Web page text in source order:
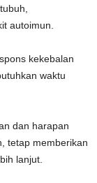
autoimun.
kekebalan
waktu
dan harapan
tetap memberikan
lanjut.